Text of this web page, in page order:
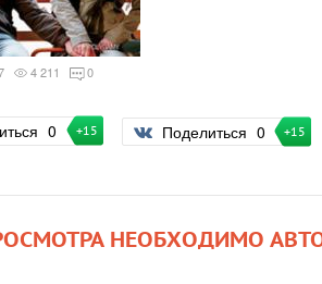
4 211 0
0 +15 Поделиться 0 +15
НЕОБХОДИМО